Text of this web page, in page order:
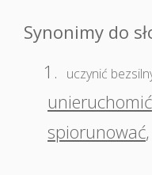
Synonimy do
1.
uczynić
unieruchomić
spiorunować,